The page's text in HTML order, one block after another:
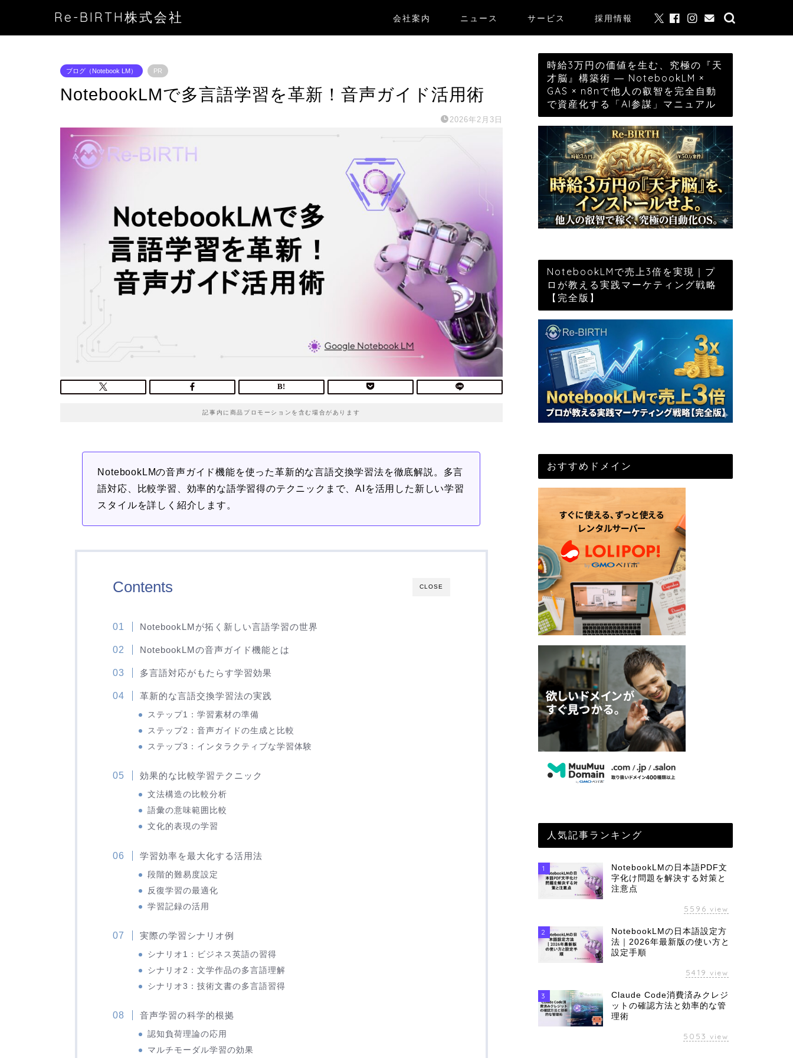
Re-BIRTH株式会社 会社案内 ニュース サービス 採用情報
ブログ（Notebook LM） PR
NotebookLMで多言語学習を革新！音声ガイド活用術
2026年2月3日
記事内に商品プロモーションを含む場合があります
NotebookLMの音声ガイド機能を使った革新的な言語交換学習法を徹底解説。多言
語対応、比較学習、効率的な語学習得のテクニックまで、AIを活用した新しい学習
スタイルを詳しく紹介します。
CLOSE
Contents
NotebookLMが拓く新しい言語学習の世界
NotebookLMの音声ガイド機能とは
多言語対応がもたらす学習効果
革新的な言語交換学習法の実践
ステップ1：学習素材の準備
ステップ2：音声ガイドの生成と比較
ステップ3：インタラクティブな学習体験
効果的な比較学習テクニック
文法構造の比較分析
語彙の意味範囲比較
文化的表現の学習
学習効率を最大化する活用法
段階的難易度設定
反復学習の最適化
学習記録の活用
実際の学習シナリオ例
シナリオ1：ビジネス英語の習得
シナリオ2：文学作品の多言語理解
シナリオ3：技術文書の多言語習得
音声学習の科学的根拠
認知負荷理論の応用
マルチモーダル学習の効果
時給3万円の価値を生む、究極の『天
才脳』構築術 ― NotebookLM ×
GAS × n8nで他人の叡智を完全自動
で資産化する「AI参謀」マニュアル
NotebookLMで売上3倍を実現｜プ
ロが教える実践マーケティング戦略
【完全版】
おすすめドメイン
人気記事ランキング
1
NotebookLMの日本語PDF文
字化け問題を解決する対策と
注意点
5596 view
2
NotebookLMの日本語設定方
法｜2026年最新版の使い方と
設定手順
5419 view
3
Claude Code消費済みクレジ
ットの確認方法と効率的な管
理術
5053 view